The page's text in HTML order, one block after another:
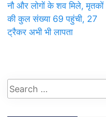
नौ और लोगों के शव मिले, मृतकों
की कुल संख्या 69 पहुंची, 27
ट्रैकर अभी भी लापता